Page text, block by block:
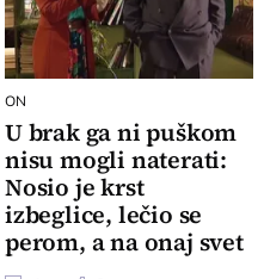
ON
U brak ga ni puškom
nisu mogli naterati:
Nosio je krst
izbeglice, lečio se
perom, a na onaj svet
je otišao sam